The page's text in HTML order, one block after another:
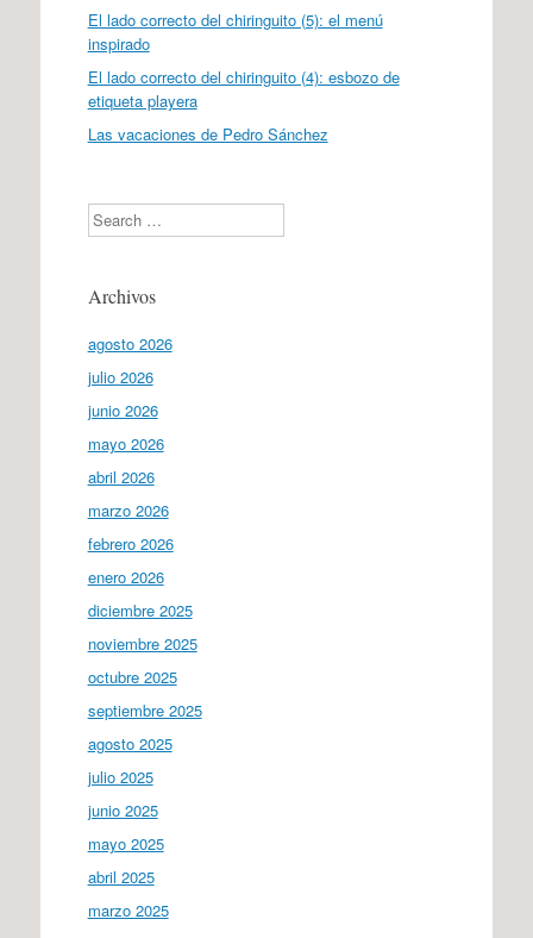
El lado correcto del chiringuito (5): el menú
inspirado
El lado correcto del chiringuito (4): esbozo de
etiqueta playera
Las vacaciones de Pedro Sánchez
Search
Archivos
agosto 2026
julio 2026
junio 2026
mayo 2026
abril 2026
marzo 2026
febrero 2026
enero 2026
diciembre 2025
noviembre 2025
octubre 2025
septiembre 2025
agosto 2025
julio 2025
junio 2025
mayo 2025
abril 2025
marzo 2025